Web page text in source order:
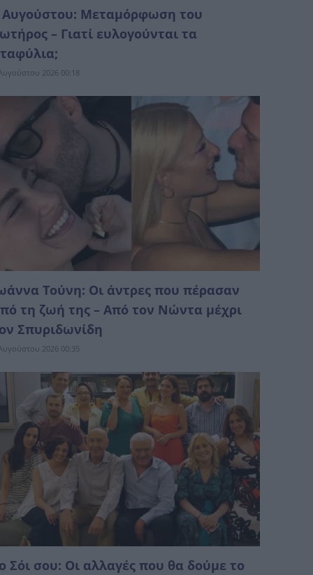
Αυγούστου: Μεταμόρφωση του
– Γιατί ευλογούνται τα
2026 00:18
Τούνη: Οι άντρες που πέρασαν
τη ζωή της – Από τον Νώντα μέχρι
Σπυριδωνίδη
2026 00:35
Σόι σου: Οι αλλαγές που θα δούμε το